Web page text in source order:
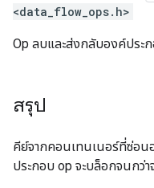
<data_flow_ops.h>
Op ลบและส่งกลับองค์ประ
สรุป
คีย์จากคอนเทนเนอร์ที่ซ่อ
ประกอบ op จะบล็อกจนกว่า